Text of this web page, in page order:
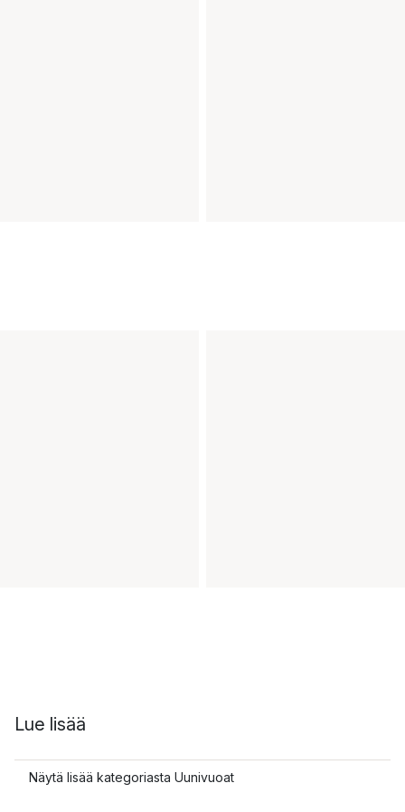
Lue lisää
Näytä lisää kategoriasta Uunivuoat